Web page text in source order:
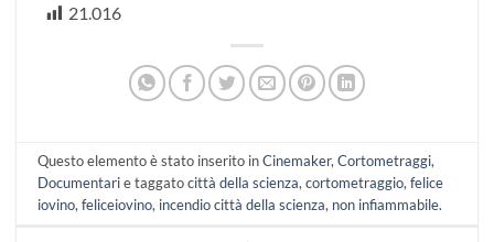
21.016
Questo elemento è stato inserito inCinemaker,Cortometraggi,
Documentarie taggatocittà della scienza,cortometraggio,felice
iovino,feliceiovino, incendio città della scienza, non infiammabile.